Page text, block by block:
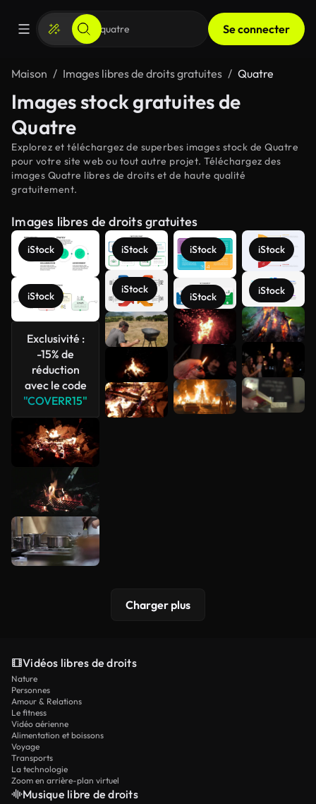
Se connecter
Maison Images libres de droits gratuites Quatre
Images stock gratuites de
Quatre
Explorez et téléchargez de superbes images stock de Quatre
pour votre site web ou tout autre projet. Téléchargez des
images Quatre libres de droits et de haute qualité
gratuitement.
Images libres de droits gratuites
iStock
iStock
Exclusivité :
-15% de
réduction
avec le code
"COVERR15"
iStock
iStock
iStock
iStock
iStock
iStock
Voir plus
Charger plus
Vidéos libres de droits
Nature
Personnes
Amour & Relations
Le fitness
Vidéo aérienne
Alimentation et boissons
Voyage
Transports
La technologie
Zoom en arrière-plan virtuel
Musique libre de droits